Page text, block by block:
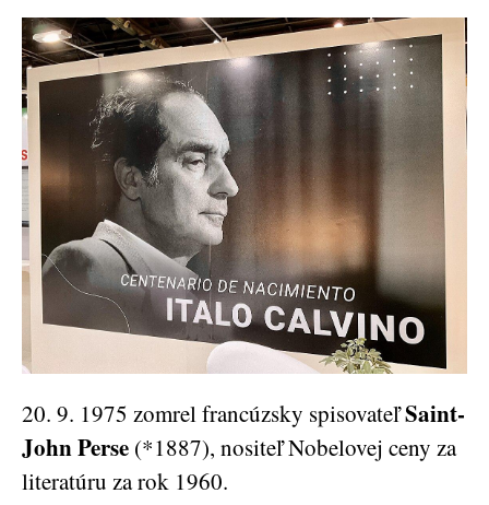
20. 9. 1975 zomrel francúzsky spisovateľSaint-
John Perse (*1887), nositeľ Nobelovej ceny za
literatúru za rok 1960.